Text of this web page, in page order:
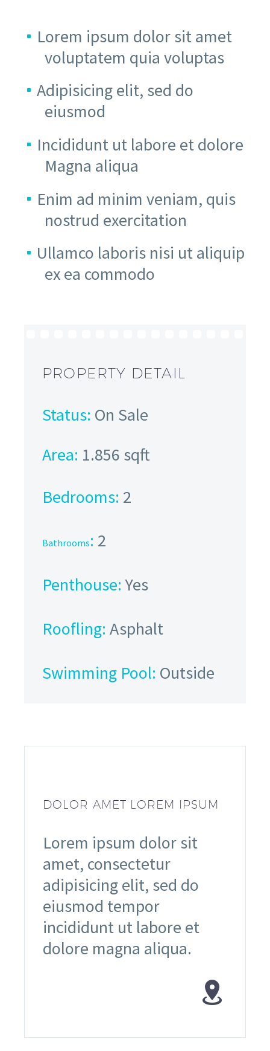
Lorem ipsum dolor sit amet
voluptatem quia voluptas
Adipisicing elit, sed do
eiusmod
Incididunt ut labore et dolore
Magna aliqua
Enim ad minim veniam, quis
nostrud exercitation
Ullamco laboris nisi ut aliquip
ex ea commodo
PROPERTY DETAIL
Status: On Sale
Area: 1.856 sqft
Bedrooms: 2
Bathrooms: 2
Penthouse:Yes
Roofling: Asphalt
Swimming Pool: Outside
DOLOR AMET LOREM IPSUM
Lorem ipsum dolor sit
amet, consectetur
adipisicing elit, sed do
eiusmod tempor
incididunt ut labore et
dolore magna aliqua.

